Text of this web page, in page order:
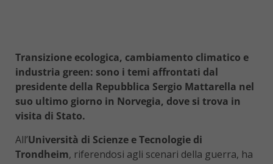
Transizione ecologica, cambiamento climatico e
industria green: sono i temi affrontati dal
presidente della Repubblica Sergio Mattarella nel
suo ultimo giorno in Norvegia, dove si trova in
visita di Stato.
All’Università di Scienze e Tecnologie di
Trondheim, riferendosi agli scenari della guerra, ha